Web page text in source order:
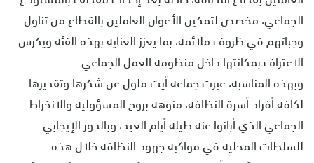
الجماعي، مخصص لتمكين الأعوان العاملين بالقطاع من تناول
وجباتهم في ظروف ملائمة، بما يعزز العناية بهذه الفئة ويكرس
الاعتراف بمكانتها داخل منظومة العمل الجماعي.
وبهذه المناسبة، عبرت جماعة أيت ملول عن شكرها وتقديرها
لكافة أفراد أسرة النظافة، منوهة بروح المسؤولية والانخراط
الجماعي الذي أبانوا عنه طيلة أيام العيد، وبالدور الإيجابي
للسلطات المحلية في مواكبة جهود النظافة خلال هذه